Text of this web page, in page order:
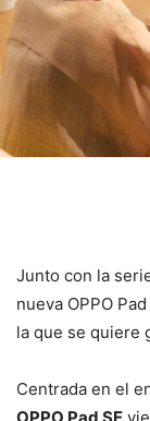
Junto con la
nueva OPPO
la que se quiere
Centrada en el